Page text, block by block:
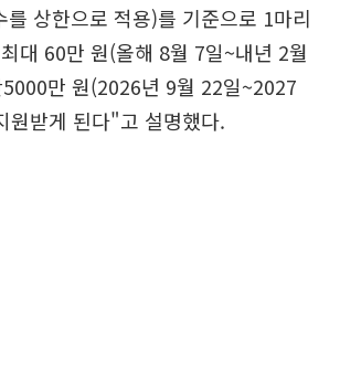
를 상한으로 적용)를 기준으로 1마리
대 60만 원(올해 8월 7일~내년 2월
만 원(2026년 9월 22일~2027
원받게 된다"고 설명했다.